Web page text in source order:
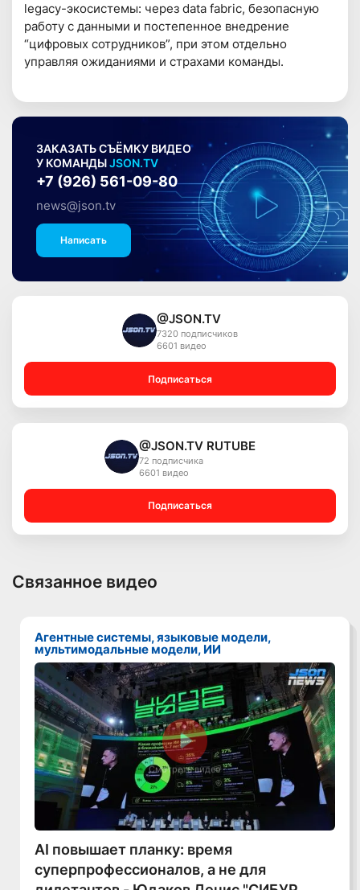
legacy-экосистемы: через data fabric, безопасную
работу с данными и постепенное внедрение
“цифровых сотрудников”, при этом отдельно
управляя ожиданиями и страхами команды.
ЗАКАЗАТЬ СЪЁМКУ ВИДЕО
У КОМАНДЫJSON.TV
+7 (926) 561-09-80
news@json.tv
Написать
@JSON.TV
7320 подписчиков
6601 видео
Подписаться
@JSON.TV RUTUBE
72 подписчика
6601 видео
Подписаться
Связанное видео
Агентные системы, языковые модели,
мультимодальные модели, ИИ
Смотреть видео
AI повышает планку: время
суперпрофессионалов, а не для